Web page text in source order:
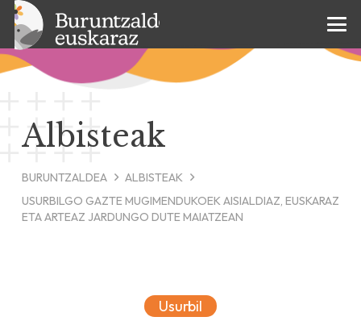
Albisteak
BURUNTZALDEA
ALBISTEAK
USURBILGO GAZTE MUGIMENDUKOEK AISIALDIAZ, EUSKARAZ
ETA ARTEAZ JARDUNGO DUTE MAIATZEAN
Usurbil